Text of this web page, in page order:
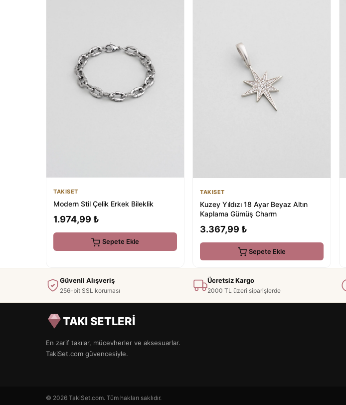
TAKISET
Modern Stil Çelik Erkek Bileklik
1.974,99 ₺
Sepete Ekle
TAKISET
Kuzey Yıldızı 18 Ayar Beyaz Altın
Kaplama Gümüş Charm
3.367,99 ₺
Sepete Ekle
Güvenli Alışveriş
256-bit SSL koruması
Ücretsiz Kargo
2000 TL üzeri siparişlerde
TAKI SETLERİ
En zarif takılar, mücevherler ve aksesuarlar.
TakiSet.com güvencesiyle.
© 2026 TakiSet.com. Tüm hakları saklıdır.